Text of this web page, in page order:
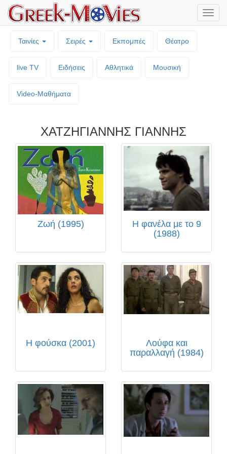
Ταινίες Σειρές Εκπομπές Θέατρο
live TV Ειδήσεις Αθλητικά Μουσική
Video-Mαθήματα
ΧΑΤΖΗΓΙΑΝΝΗΣ ΓΙΑΝΝΗΣ
Ζωή (1995)
Η φανέλα με το 9
(1988)
Η φούσκα (2001)
Λούφα και
παραλλαγή (1984)